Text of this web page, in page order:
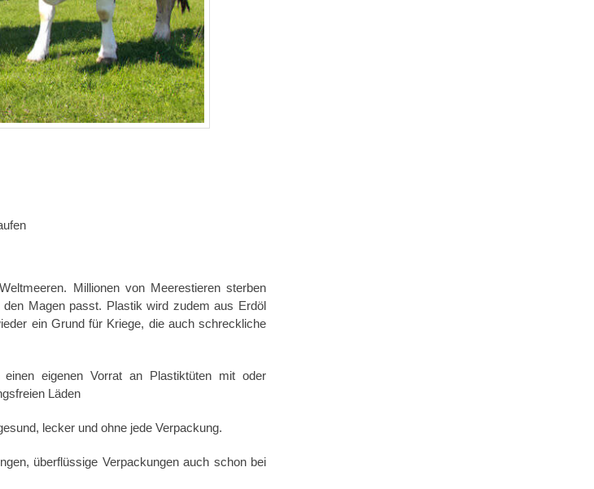
Millionen von Meerestieren sterben
Magen passt. Plastik wird zudem aus Erdöl
ein Grund für Kriege, die auch schreckliche
eigenen Vorrat an Plastiktüten mit oder
Läden
lecker und ohne jede Verpackung.
überflüssige Verpackungen auch schon bei